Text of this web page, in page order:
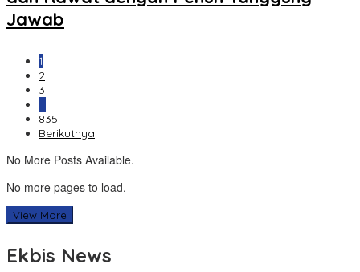
Jawab
1
2
3
…
835
Berikutnya
No More Posts Available.
No more pages to load.
View More
Ekbis News